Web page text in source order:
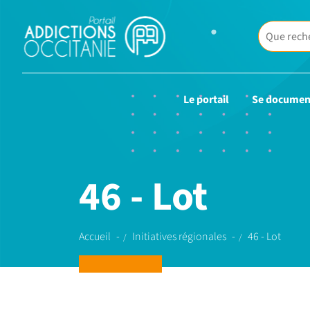
Le portail Se
46 - Lot
Accueil Initiatives régionales 46 - Lot